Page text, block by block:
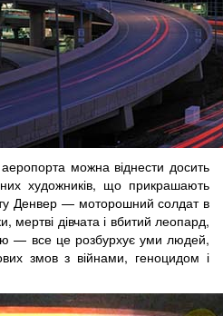
можна віднести досить
художників, що прикрашають
Денвер — моторошний солдат в
мертві дівчата і вбитий леопард,
— все це розбурхує уми людей,
змов з війнами, геноцидом і